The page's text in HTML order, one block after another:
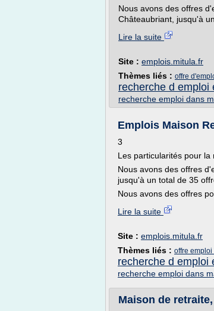
Nous avons des offres
Châteaubriant, jusqu'à
Lire la suite
Site : emplois.mitula.fr
Thèmes liés : offre
recherche d emploi
recherche emploi dans
Emplois Maison
3
Les particularités pour la
Nous avons des offres
jusqu'à un total de 35
Nous avons des offres
Lire la suite
Site : emplois.mitula.fr
Thèmes liés : offre
recherche d emploi
recherche emploi dans
Maison de